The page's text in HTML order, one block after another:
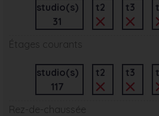
studio(s)
31
t2 t3
Étages courants
studio(s)
117
t2 t3
Rez-de-chaussée